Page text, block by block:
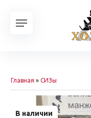
Главная » СИЗы
В наличии